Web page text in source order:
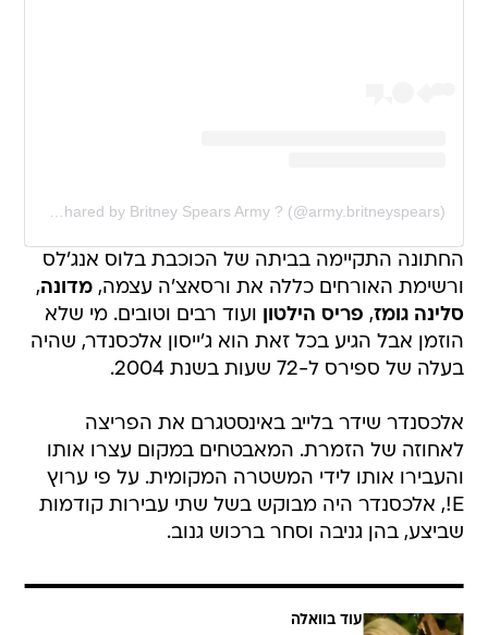
החתונה התקיימה בביתה של הכוכבת בלוס אנג'לס
ורשימת האורחים כללה את ורסאצ'ה עצמה,מדונה,
סלינה גומז, פריס הילטון ועוד רבים וטובים. מי שלא
הוזמן אבל הגיע בכל זאת הוא ג'ייסון אלכסנדר, שהיה
בעלה של ספירס ל-72 שעות בשנת 2004.
אלכסנדר שידר בלייב באינסטגרם את הפריצה
לאחוזה של הזמרת. המאבטחים במקום עצרו אותו
והעבירו אותו לידי המשטרה המקומית. על פי ערוץ
E!, אלכסנדר היה מבוקש בשל שתי עבירות קודמות
שביצע, בהן גניבה וסחר ברכוש גנוב.
עוד בוואלה